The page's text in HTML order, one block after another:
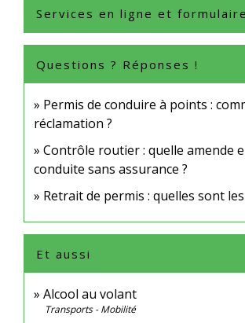
Services en ligne et
Questions ? Réponses !
Permis de conduire à points :
réclamation ?
Contrôle routier : quelle amende
conduite sans assurance ?
Retrait de permis : quelles sont
Et aussi
Alcool au volant
Transports - Mobilité